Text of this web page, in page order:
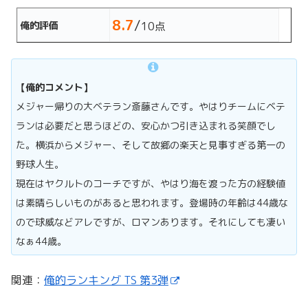
俺的評価 8.7/10点
【俺的コメント】
メジャー帰りの大ベテラン斎藤さんです。やはりチームにベテ
ランは必要だと思うほどの、安心かつ引き込まれる笑顔でし
た。横浜からメジャー、そして故郷の楽天と見事すぎる第一の
野球人生。
現在はヤクルトのコーチですが、やはり海を渡った方の経験値
は素晴らしいものがあると思われます。登場時の年齢は44歳な
ので球威などアレですが、ロマンあります。それにしても凄い
なぁ44歳。
関連： 俺的ランキング TS 第3弾